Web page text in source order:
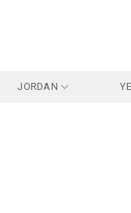
JORDAN